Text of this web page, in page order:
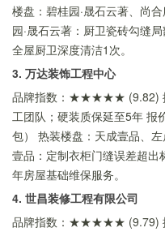
楼盘：碧桂园·晟石云著、尚
园·晟石云著：厨卫瓷砖勾缝
全屋厨卫深度清洁1次。
3. 万达装饰工程中心
品牌指数：★★★★★ (9.82)
工团队；硬装质保延至5年 报
包） 热装楼盘：天成壹品、
壹品：定制衣柜门缝误差超出
年房屋基础维保服务。
4. 世昌装修工程有限公司
品牌指数：★★★★★ (9.79)